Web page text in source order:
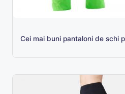
Cei mai buni pantaloni de schi